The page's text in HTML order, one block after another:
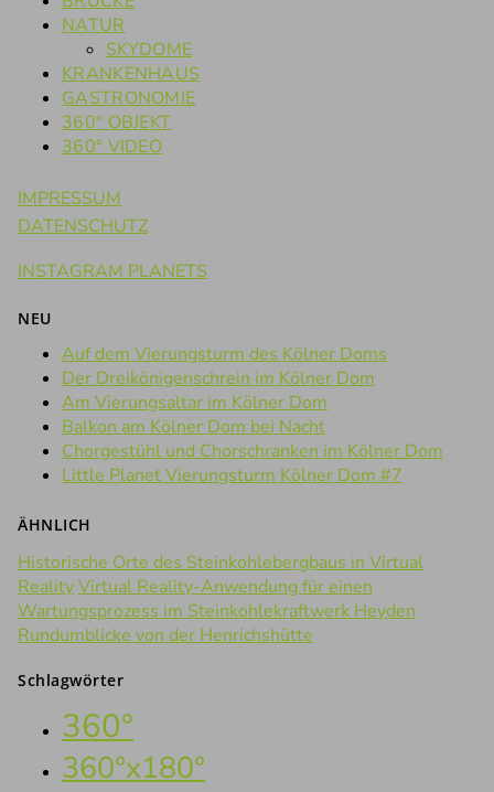
NATUR
SKYDOME
KRANKENHAUS
GASTRONOMIE
360° OBJEKT
360° VIDEO
IMPRESSUM
DATENSCHUTZ
INSTAGRAM PLANETS
NEU
Auf dem Vierungsturm des Kölner Doms
Der Dreikönigenschrein im Kölner Dom
Am Vierungsaltar im Kölner Dom
Balkon am Kölner Dom bei Nacht
Chorgestühl und Chorschranken im Kölner Dom
Little Planet Vierungsturm Kölner Dom #7
ÄHNLICH
Historische Orte des Steinkohlebergbaus in Virtual
RealityVirtual Reality-Anwendung für einen
Wartungsprozess im Steinkohlekraftwerk Heyden
Rundumblicke von der Henrichshütte
Schlagwörter
360°
360°x180°